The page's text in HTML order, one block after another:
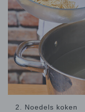
2. Noedels koken